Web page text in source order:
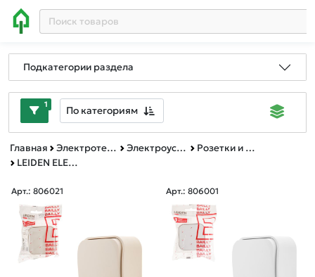
Подкатегории раздела
1 По категориям
Главная Электротехническая продукция Электроустановочные изделия и аксессуары
Розетки и выключатели открытой установки
LEIDEN ELECTRIC Серия Bailly открытая установка
Арт.: 806021 Арт.: 806001